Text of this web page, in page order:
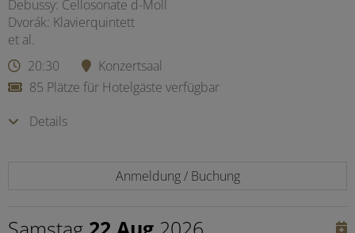
Debussy: Cellosonate d-Moll
Dvorák: Klavierquintett
et al.
20:30
Konzertsaal
85 Plätze für Hotelgäste verfügbar
Details
Anmeldung / Buchung